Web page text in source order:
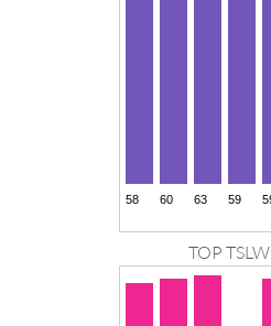
TOP TSLW